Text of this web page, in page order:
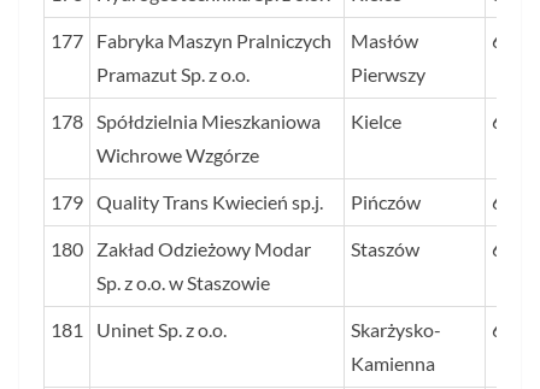
177
Fabryka Maszyn Pralniczych
Pramazut Sp. z o.o.
Masłów
Pierwszy
63
178 Spółdzielnia Mieszkaniowa
Wichrowe Wzgórze
Kielce 63
179 Quality Trans Kwiecień sp.j. Pińczów 63
180
Zakład Odzieżowy Modar
Sp. z o.o. w Staszowie
Staszów 63
181 Uninet Sp. z o.o.
Skarżysko-
Kamienna
63